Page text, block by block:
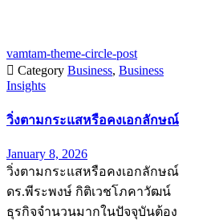
vamtam-theme-circle-post
 Category Business, Business
Insights
วิ่งตามกระแสหรือคงเอกลักษณ์
January 8, 2026
วิ่งตามกระแสหรือคงเอกลักษณ์
ดร.พีระพงษ์ กิติเวชโภคาวัฒน์
ธุรกิจจำนวนมากในปัจจุบันต้อง